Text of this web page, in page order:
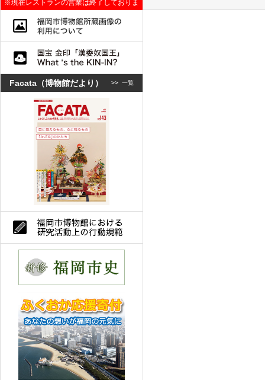
※現在レストランの営業は終了しておりま
Facata（博物館だより） >> 一覧